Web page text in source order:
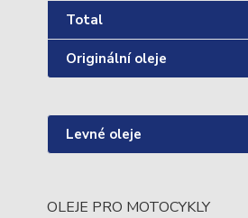
Total
Originální oleje
Levné oleje
OLEJE PRO MOTOCYKLY